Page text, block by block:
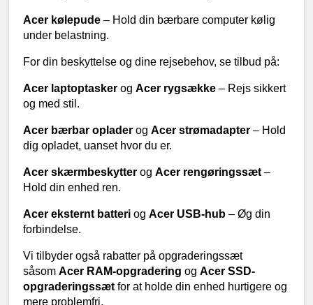
Acer kølepude – Hold din bærbare computer kølig
under belastning.
For din beskyttelse og dine rejsebehov, se tilbud på:
Acer laptoptasker og Acer rygsække – Rejs sikkert
og med stil.
Acer bærbar oplader og Acer strømadapter – Hold
dig opladet, uanset hvor du er.
Acer skærmbeskytter og Acer rengøringssæt –
Hold din enhed ren.
Acer eksternt batteri og Acer USB-hub – Øg din
forbindelse.
Vi tilbyder også rabatter på opgraderingssæt
såsom Acer RAM-opgradering og Acer SSD-
opgraderingssæt for at holde din enhed hurtigere og
mere problemfri.